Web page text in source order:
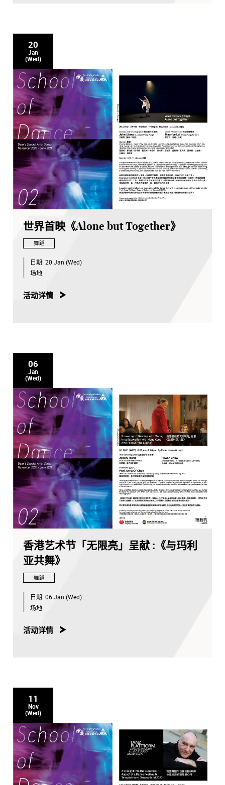
20
Jan
(Wed)
世界首映《Alone but Together》
舞蹈
日期: 20 Jan (Wed)
场地:
活动详情
06
Jan
(Wed)
香港艺术节「无限亮」呈献 :《与玛利
亚共舞》
舞蹈
日期: 06 Jan (Wed)
场地:
活动详情
11
Nov
(Wed)